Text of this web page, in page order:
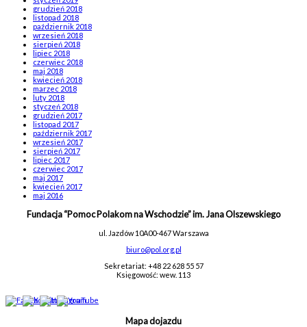
grudzień 2018
listopad 2018
październik 2018
wrzesień 2018
sierpień 2018
lipiec 2018
czerwiec 2018
maj 2018
kwiecień 2018
marzec 2018
luty 2018
styczeń 2018
grudzień 2017
listopad 2017
październik 2017
wrzesień 2017
sierpień 2017
lipiec 2017
czerwiec 2017
maj 2017
kwiecień 2017
maj 2016
Fundacja “Pomoc Polakom na Wschodzie” im. Jana Olszewskiego
ul. Jazdów 10A00-467 Warszawa
biuro@pol.org.pl
Sekretariat: +48 22 628 55 57
Księgowość: wew. 113
Mapa dojazdu